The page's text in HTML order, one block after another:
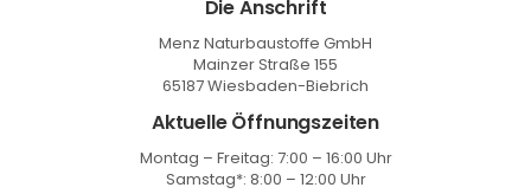
Die Anschrift
Menz Naturbaustoffe GmbH
Mainzer Straße 155
65187 Wiesbaden-Biebrich
Aktuelle Öffnungszeiten
Montag – Freitag: 7:00 – 16:00 Uhr
Samstag*: 8:00 – 12:00 Uhr